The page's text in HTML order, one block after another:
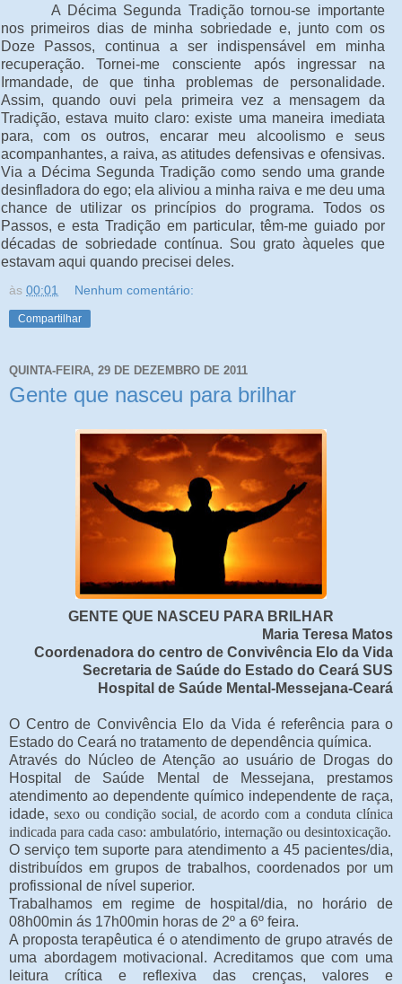
A Décima Segunda Tradição tornou-se importante
nos primeiros dias de minha sobriedade e, junto com os
Doze Passos, continua a ser indispensável em minha
recuperação. Tornei-me consciente após ingressar na
Irmandade, de que tinha problemas de personalidade.
Assim, quando ouvi pela primeira vez a mensagem da
Tradição, estava muito claro: existe uma maneira imediata
para, com os outros, encarar meu alcoolismo e seus
acompanhantes, a raiva, as atitudes defensivas e ofensivas.
Via a Décima Segunda Tradição como sendo uma grande
desinfladora do ego; ela aliviou a minha raiva e me deu uma
chance de utilizar os princípios do programa. Todos os
Passos, e esta Tradição em particular, têm-me guiado por
décadas de sobriedade contínua. Sou grato àqueles que
estavam aqui quando precisei deles.
às 00:01 Nenhum comentário:
Compartilhar
QUINTA-FEIRA, 29 DE DEZEMBRO DE 2011
Gente que nasceu para brilhar
GENTE QUE NASCEU PARA BRILHAR
Maria Teresa Matos
Coordenadora do centro de Convivência Elo da Vida
Secretaria de Saúde do Estado do Ceará SUS
Hospital de Saúde Mental-Messejana-Ceará
O Centro de Convivência Elo da Vida é referência para o
Estado do Ceará no tratamento de dependência química.
Através do Núcleo de Atenção ao usuário de Drogas do
Hospital de Saúde Mental de Messejana, prestamos
atendimento ao dependente químico independente de raça,
idade, sexo ou condição social, de acordo com a conduta clínica
indicada para cada caso: ambulatório, internação ou desintoxicação.
O serviço tem suporte para atendimento a 45 pacientes/dia,
distribuídos em grupos de trabalhos, coordenados por um
profissional de nível superior.
Trabalhamos em regime de hospital/dia, no horário de
08h00min ás 17h00min horas de 2º a 6º feira.
A proposta terapêutica é o atendimento de grupo através de
uma abordagem motivacional. Acreditamos que com uma
leitura crítica e reflexiva das crenças, valores e